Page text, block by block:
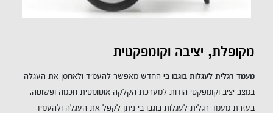
מקופלת, יציבה וקומפקטית
מעמד רגלית לעגלות בוגבו בי החדש מאפשר להעמיד ולאחסן את העגלה
במצב יציב וקומפקטי הודות למערכת הקלקה אוטומטית חכמה ופשוטה.
בעזרת מעמד רגלית לעגלות בוגבו בי ניתן לקפל את העגלה ולהעמיד